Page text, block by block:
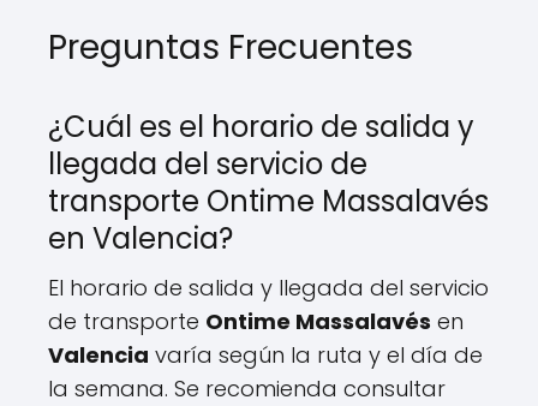
Preguntas Frecuentes
¿Cuál es el horario de salida y
llegada del servicio de
transporte Ontime Massalavés
en Valencia?
El horario de salida y llegada del servicio
de transporte Ontime Massalavés en
Valencia varía según la ruta y el día de
la semana. Se recomienda consultar